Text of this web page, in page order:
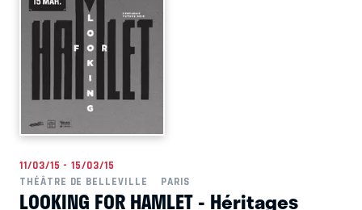
11/03/15 - 15/03/15
THÉÂTRE DE BELLEVILLE
PARIS
LOOKING FOR HAMLET - Héritages